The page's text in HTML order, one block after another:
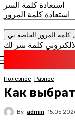
استعادة كلمة السر
استعادة كلمة المرور
Полезное Разное
Как
By admin